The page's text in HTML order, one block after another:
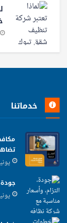
خدماتنا
يونيو
يونيو